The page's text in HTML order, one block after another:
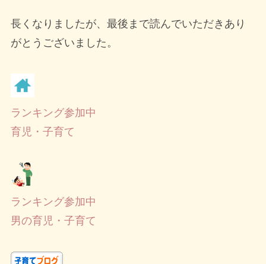
長くなりましたが、最後まで読んでいただきあり
がとうございました。
ランキング参加中
育児・子育て
ランキング参加中
男の育児・子育て